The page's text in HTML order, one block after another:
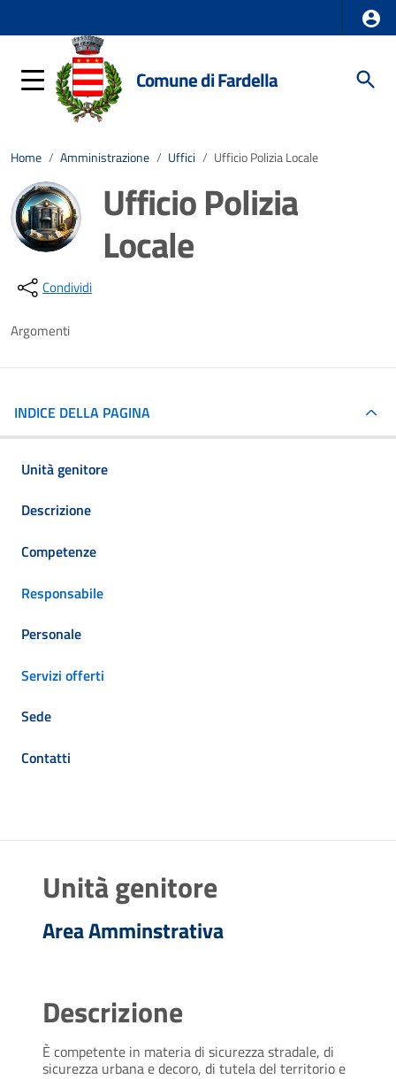
Comune di Fardella
Home / Amministrazione / Uffici / Ufficio Polizia Locale
Ufficio Polizia
Locale
Condividi
Argomenti
INDICE DELLA PAGINA
Unità genitore
Descrizione
Competenze
Responsabile
Personale
Servizi offerti
Sede
Contatti
Unità genitore
Area Amminstrativa
Descrizione
È competente in materia di sicurezza stradale, di
sicurezza urbana e decoro, di tutela del territorio e